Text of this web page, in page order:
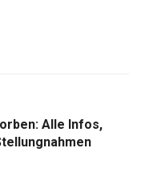
Alle Infos,